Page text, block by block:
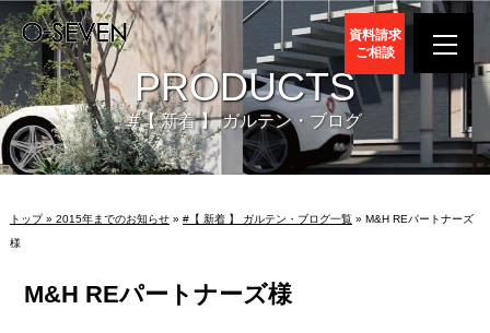
資料請求
ご相談
PRODUCTS
#【 新着 】 ガルテン・ブログ
トップ » 2015年までのお知らせ» #【 新着 】 ガルテン・ブログ一覧» M&H REパートナーズ
様
M&H REパートナーズ様